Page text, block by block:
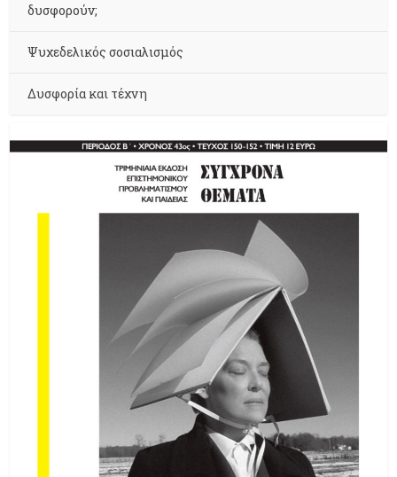
δυσφορούν;
Ψυχεδελικός σοσιαλισμός
Δυσφορία και τέχνη